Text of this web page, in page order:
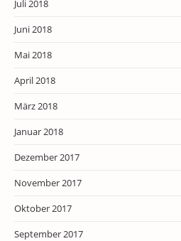
Juli 2018
Juni 2018
Mai 2018
April 2018
März 2018
Januar 2018
Dezember 2017
November 2017
Oktober 2017
September 2017